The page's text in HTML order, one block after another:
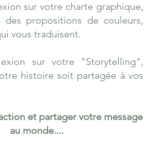
sur votre charte graphique,
propositions de couleurs,
vous traduisent.
sur votre "Storytelling",
histoire soit partagée à vos
et partager votre message
au monde....